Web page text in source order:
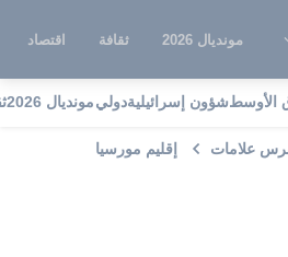
مونديال 2026 ثقافة اقتصاد
الأوسطشؤون إسرائيليةدوليمونديال 2026
إقليم مورسيا